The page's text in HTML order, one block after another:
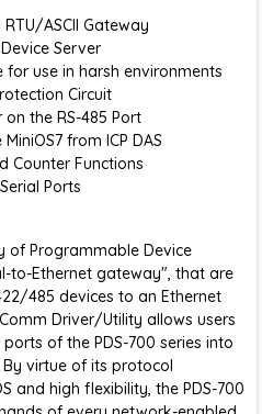
ASCII Gateway
Server
use in harsh environments
Circuit
on the RS-485 Port
from ICP DAS
Counter Functions
Ports
of Programmable Device
to-Ethernet gateway", that are
485 devices to an Ethernet
Driver/Utility allows users
of the PDS-700 series into
virtue of its protocol
and high flexibility, the PDS-700